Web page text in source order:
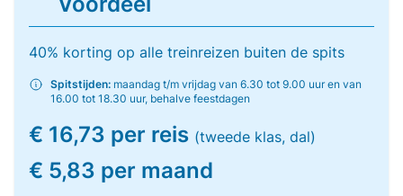
40% korting op alle treinreizen buiten de spits
Spitstijden: maandag t/m vrijdag van 6.30 tot 9.00 uur en van
16.00 tot 18.30 uur, behalve feestdagen
€ 16,73 per reis (tweede klas, dal)
€ 5,83 per maand